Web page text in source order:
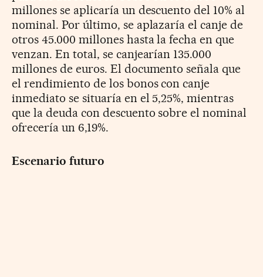
millones se aplicaría un descuento del 10% al
nominal. Por último, se aplazaría el canje de
otros 45.000 millones hasta la fecha en que
venzan. En total, se canjearían 135.000
millones de euros. El documento señala que
el rendimiento de los bonos con canje
inmediato se situaría en el 5,25%, mientras
que la deuda con descuento sobre el nominal
ofrecería un 6,19%.
Escenario futuro